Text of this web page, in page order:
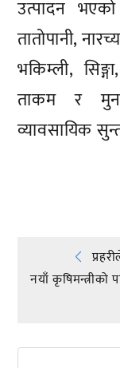
उत्पादन
तातोपानी,
भकिम्ली,
ताकम र
व्यावसायिक
Post
नयाँ कृषिमन्त्रीको